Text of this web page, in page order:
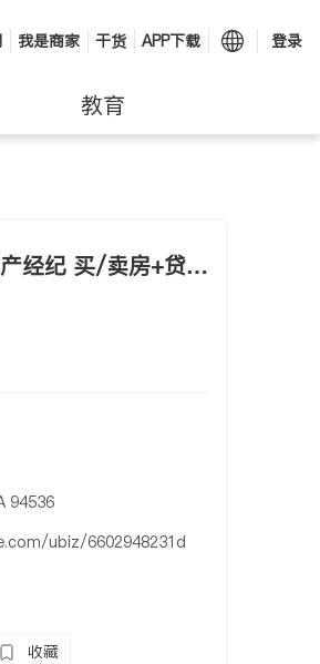
我是商家 干货 APP下载 登录
教育
经纪 买/卖房+贷款
94536
ubiz/6602948231d
收藏